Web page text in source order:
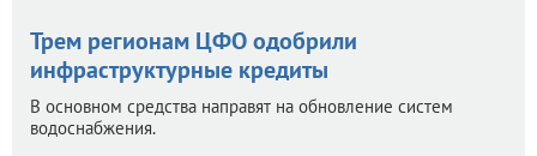
Трем регионам ЦФО одобрили
инфраструктурные кредиты
В основном средства направят на обновление систем
водоснабжения.